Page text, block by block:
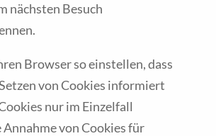
nächsten Besuch
Browser so einstellen, dass
von Cookies informiert
nur im Einzelfall
Annahme von Cookies für